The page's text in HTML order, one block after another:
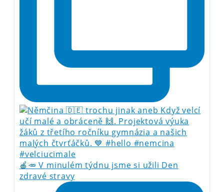
🍎🥕 V minulém týdnu jsme si užili Den
zdravé stravy